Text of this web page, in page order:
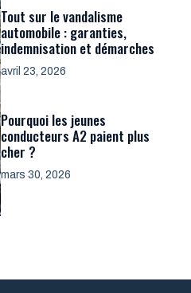
Tout sur le vandalisme
automobile : garanties,
indemnisation et démarches
avril 23, 2026
Pourquoi les jeunes
conducteurs A2 paient plus
cher ?
mars 30, 2026